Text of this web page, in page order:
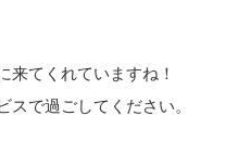
来てくれていますね！
で過ごしてください。